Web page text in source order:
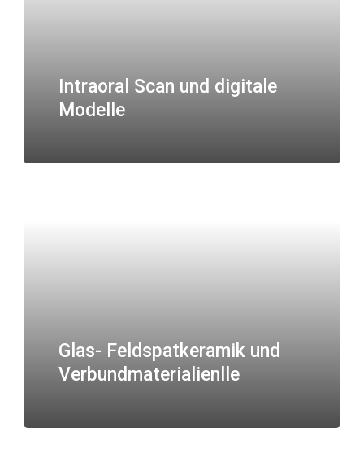
Intraoral Scan und digitale
Modelle
Glas- Feldspatkeramik und
Verbundmaterialienlle